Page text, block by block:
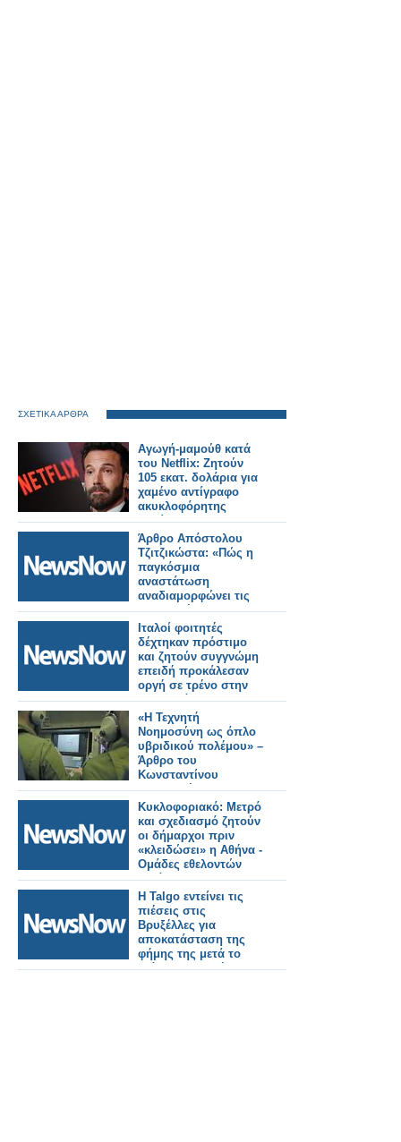
ΣΧΕΤΙΚΑ ΑΡΘΡΑ
Αγωγή-μαμούθ κατά
του Netflix: Ζητούν
105 εκατ. δολάρια για
χαμένο αντίγραφο
ακυκλοφόρητης
ταινίας
Άρθρο Απόστολου
Τζιτζικώστα: «Πώς η
παγκόσμια
αναστάτωση
αναδιαμορφώνει τις
μεταφορές και τον
τουρισμό»
Ιταλοί φοιτητές
δέχτηκαν πρόστιμο
και ζητούν συγγνώμη
επειδή προκάλεσαν
οργή σε τρένο στην
Μπανγκόκ.
«Η Τεχνητή
Νοημοσύνη ως όπλο
υβριδικού πολέμου» –
Άρθρο του
Κωνσταντίνου
Μπαλωμένου
Κυκλοφοριακό: Μετρό
και σχεδιασμό ζητούν
οι δήμαρχοι πριν
«κλειδώσει» η Αθήνα -
Ομάδες εθελοντών
κατά των
βανδαλισμών
επιστρατεύει το
υπουργείο.
Η Talgo εντείνει τις
πιέσεις στις
Βρυξέλλες για
αποκατάσταση της
φήμης της μετά το
φιάσκο των τρένων